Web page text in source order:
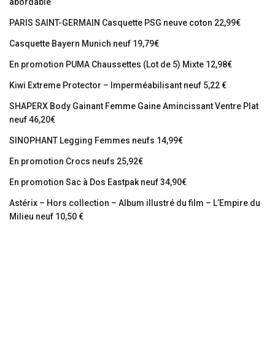
abordable
PARIS SAINT-GERMAIN Casquette PSG neuve coton 22,99€
Casquette Bayern Munich neuf 19,79€
En promotion PUMA Chaussettes (Lot de 5) Mixte 12,98€
Kiwi Extreme Protector – Imperméabilisant neuf 5,22 €
SHAPERX Body Gainant Femme Gaine Amincissant Ventre Plat
neuf 46,20€
SINOPHANT Legging Femmes neufs 14,99€
En promotion Crocs neufs 25,92€
En promotion Sac à Dos Eastpak neuf 34,90€
Astérix – Hors collection – Album illustré du film – L’Empire du
Milieu neuf 10,50 €